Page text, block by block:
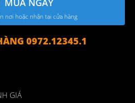
nơi hoặc nhận tại cửa hàng
0972.12345.1
GIÁ